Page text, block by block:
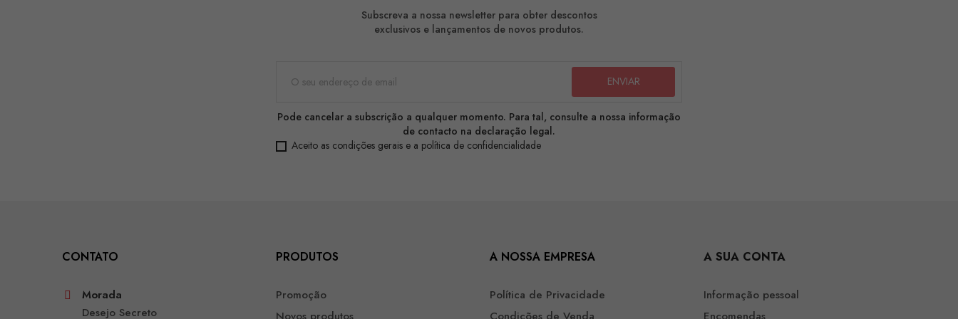
Subscreva a nossa newsletter para obter descontos
exclusivos e lançamentos de novos produtos.
Pode cancelar a subscrição a qualquer momento. Para tal, consulte a nossa informação
de contacto na declaração legal.
Aceito as condições gerais e a política de confidencialidade
CONTATO
Morada
Desejo Secreto
PRODUTOS
Promoção
A NOSSA EMPRESA
Política de Privacidade
A SUA CONTA
Informação pessoal